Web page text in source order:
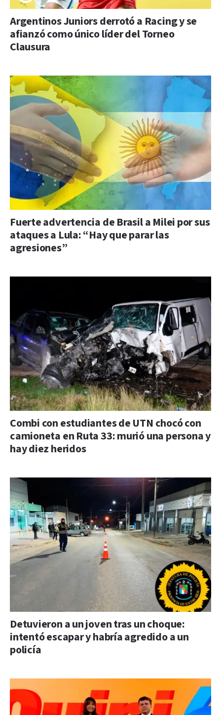
Argentinos Juniors derrotó a Racing y se
afianzó como único líder del Torneo
Clausura
Fuerte advertencia de Brasil a Milei por sus
ataques a Lula: “Hay que parar las
agresiones”
Combi con estudiantes de UTN chocó con
camioneta en Ruta 33: murió una persona y
hay diez heridos
Detuvieron a un joven tras un choque:
intentó escapar y habría agredido a un
policía